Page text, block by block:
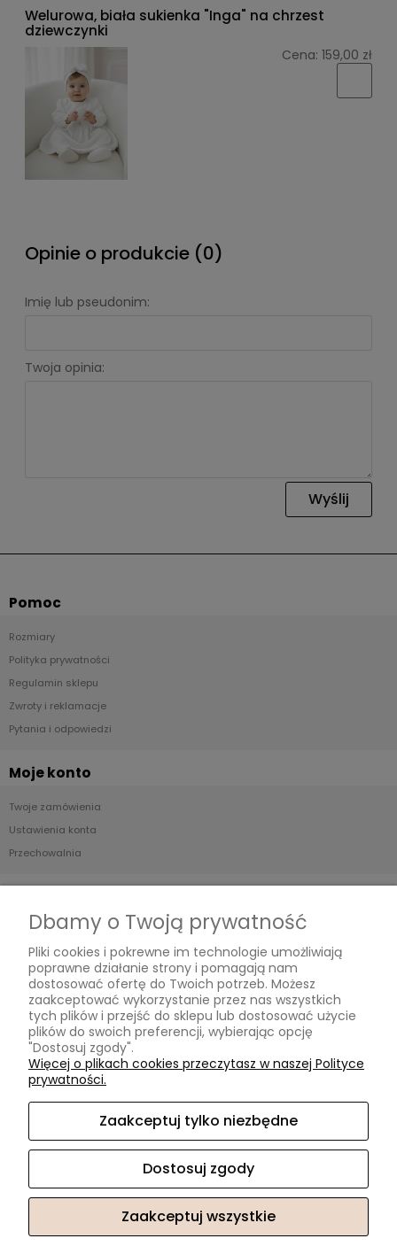
Welurowa, biała sukienka "Inga" na chrzest
dziewczynki
Cena: 159,00 zł
Opinie o produkcie (0)
Imię lub pseudonim:
Twoja opinia:
Wyślij
Pomoc
Rozmiary
Polityka prywatności
Regulamin sklepu
Zwroty i reklamacje
Pytania i odpowiedzi
Moje konto
Twoje zamówienia
Ustawienia konta
Przechowalnia
Formy płatności
Czas i koszty dostawy
Czas realizacji zamówienia
Informacje
O nas
Kontakt
Dbamy o Twoją prywatność
Pliki cookies i pokrewne im technologie umożliwiają
poprawne działanie strony i pomagają nam
dostosować ofertę do Twoich potrzeb. Możesz
zaakceptować wykorzystanie przez nas wszystkich
tych plików i przejść do sklepu lub dostosować użycie
plików do swoich preferencji, wybierając opcję
"Dostosuj zgody".
Więcej o plikach cookies przeczytasz w naszej Polityce
prywatności.
Zaakceptuj tylko niezbędne
Dostosuj zgody
Zaakceptuj wszystkie